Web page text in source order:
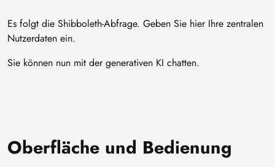
Es folgt die Shibboleth-Abfrage. Geben Sie hier Ihre zentralen
Nutzerdaten ein.
Sie können nun mit der generativen KI chatten.
Oberfläche und Bedienung